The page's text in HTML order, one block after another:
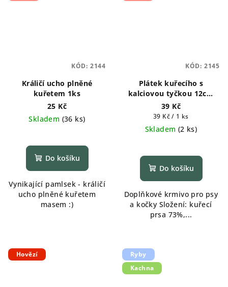
Králičí ucho plněné
kuřetem 1ks
25 Kč
Skladem (36 ks)
Do košíku
Vynikající pamlsek - králičí
ucho plněné kuřetem
masem :)
KÓD: 2144
Plátek kuřecího s
kalciovou tyčkou 12cm
1ks
39 Kč
Měrná
cena:
39 Kč / 1 ks
Skladem (2 ks)
Do košíku
Doplňkové krmivo pro psy
a kočky Složení: kuřecí
prsa 73%,...
KÓD: 2145
Hovězí
Ryby
Kachna